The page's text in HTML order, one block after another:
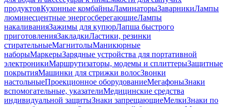
продуктовКухонные комбайныЛаминаторыЗаварникиЛампы
люминесцентные энергосберегающиеЛампы
накаливанияЗажимы для купюрЛапша быстрого
приготовленияЗакладкиЛастики, резинки
стирательныеМагнитолыМаникюрные
наборыМаркерыЗарядные устройства для портативной
электроникиМаршрутизаторы, модемы и сплиттерыЗащитные
покрытияМашинки для стрижки волосЗвонки
настольныеПроекционное оборудованиеМегафоныЗнаки
вспомогательные, указателиМедицинские средства
индивидуальной защитыЗнаки запрещающиеМелкиЗнаки по